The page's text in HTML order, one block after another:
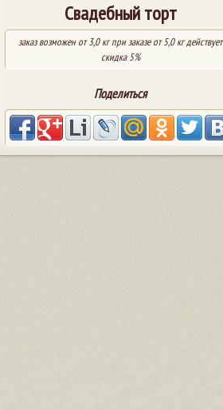
Свадебный торт
заказ возможен от 3,0 кг при заказе от 5,0 кг действует
скидка 5%
Поделиться